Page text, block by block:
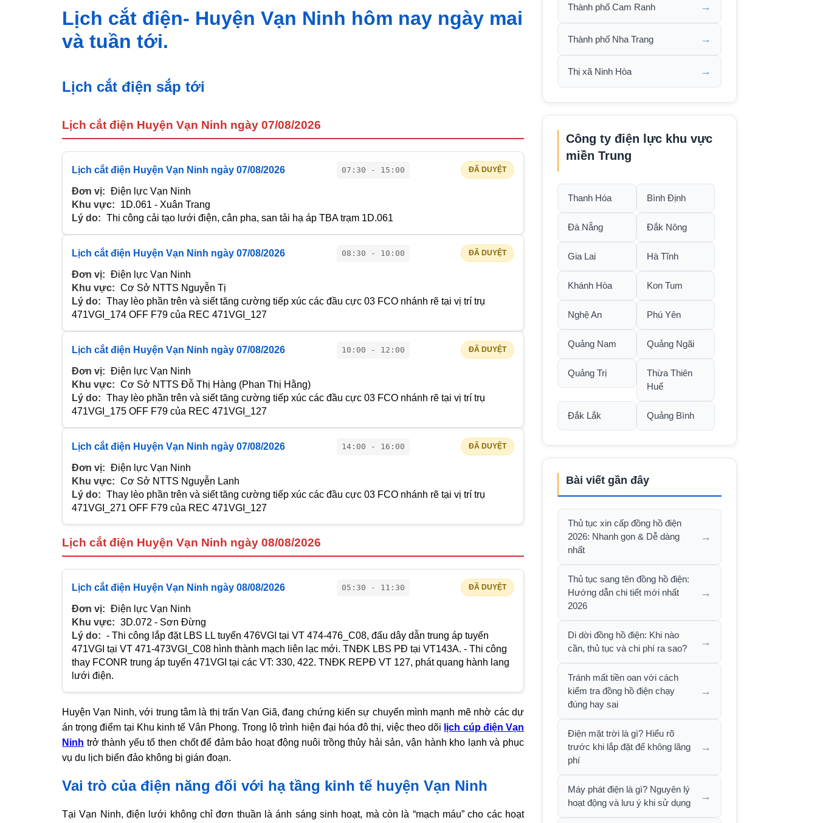
Lịch cắt điện- Huyện Vạn Ninh hôm nay ngày mai
và tuần tới.
Lịch cắt điện sắp tới
Lịch cắt điện Huyện Vạn Ninh ngày 07/08/2026
Lịch cắt điện Huyện Vạn Ninh ngày 07/08/2026 07:30 - 15:00 ĐÃ DUYỆT
Đơn vị: Điện lực Vạn Ninh
Khu vực:
1D.061 - Xuân Trang
Lý do: Thi công cải tạo lưới điện, cân pha, san tải hạ áp TBA trạm 1D.061
Lịch cắt điện Huyện Vạn Ninh ngày 07/08/2026 08:30 - 10:00 ĐÃ DUYỆT
Đơn vị: Điện lực Vạn Ninh
Khu vực: Cơ Sở NTTS Nguyễn Tị
Lý do: Thay lèo phần trên và siết tăng cường tiếp xúc các đầu cực 03 FCO nhánh rẽ tại vị trí trụ
471VGI_174 OFF F79 của REC 471VGI_127
Lịch cắt điện Huyện Vạn Ninh ngày 07/08/2026 10:00 - 12:00 ĐÃ DUYỆT
Đơn vị: Điện lực Vạn Ninh
Khu vực: Cơ Sở NTTS Đỗ Thị Hàng (Phan Thị Hằng)
Lý do: Thay lèo phần trên và siết tăng cường tiếp xúc các đầu cực 03 FCO nhánh rẽ tại vị trí trụ
471VGI_175 OFF F79 của REC 471VGI_127
Lịch cắt điện Huyện Vạn Ninh ngày 07/08/2026 14:00 - 16:00 ĐÃ DUYỆT
Đơn vị: Điện lực Vạn Ninh
Khu vực: Cơ Sở NTTS Nguyễn Lanh
Lý do: Thay lèo phần trên và siết tăng cường tiếp xúc các đầu cực 03 FCO nhánh rẽ tại vị trí trụ
471VGI_271 OFF F79 của REC 471VGI_127
Lịch cắt điện Huyện Vạn Ninh ngày 08/08/2026
Lịch cắt điện Huyện Vạn Ninh ngày 08/08/2026 05:30 - 11:30 ĐÃ DUYỆT
Đơn vị: Điện lực Vạn Ninh
Khu vực: 3D.072 - Sơn Đừng
Lý do: - Thi công lắp đặt LBS LL tuyến 476VGI tại VT 474-476_C08, đấu dây dẫn trung áp tuyến
471VGI tại VT 471-473VGI_C08 hình thành mạch liên lạc mới. TNĐK LBS PĐ tại VT143A. - Thi công
thay FCONR trung áp tuyến 471VGI tại các VT: 330, 422. TNĐK REPĐ VT 127, phát quang hành lang
lưới điện.
Huyện Vạn Ninh, với trung tâm là thị trấn Vạn Giã, đang chứng kiến sự chuyển mình mạnh mẽ nhờ các dự
án trọng điểm tại Khu kinh tế Vân Phong. Trong lộ trình hiện đại hóa đô thị, việc theo dõi lịch cúp điện Vạn
Ninh trở thành yếu tố then chốt để đảm bảo hoạt động nuôi trồng thủy hải sản, vận hành kho lạnh và phục
vụ du lịch biển đảo không bị gián đoạn.
Vai trò của điện năng đối với hạ tầng kinh tế huyện Vạn Ninh
Tại Vạn Ninh, điện lưới không chỉ đơn thuần là ánh sáng sinh hoạt, mà còn là “mạch máu” cho các hoạt
Thành phố Cam Ranh →
Thành phố Nha Trang →
Thị xã Ninh Hòa →
Công ty điện lực khu vực
miền Trung
Thanh Hóa Bình Định
Đà Nẵng Đắk Nông
Gia Lai Hà Tĩnh
Khánh Hòa Kon Tum
Nghệ An Phú Yên
Quảng Nam Quảng Ngãi
Quảng Trị
Thừa Thiên
Huế
Đắk Lắk Quảng Bình
Bài viết gần đây
Thủ tục xin cấp đồng hồ điện
2026: Nhanh gọn & Dễ dàng
nhất
→
Thủ tục sang tên đồng hồ điện:
Hướng dẫn chi tiết mới nhất
2026
→
Di dời đồng hồ điện: Khi nào
cần, thủ tục và chi phí ra sao?
→
Tránh mất tiền oan với cách
kiểm tra đồng hồ điện chạy
đúng hay sai
→
Điện mặt trời là gì? Hiểu rõ
trước khi lắp đặt để không lãng
phí
→
Máy phát điện là gì? Nguyên lý
hoạt động và lưu ý khi sử dụng
→